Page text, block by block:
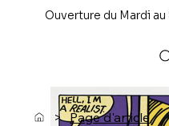
Ouverture du Mardi
> Page d'article